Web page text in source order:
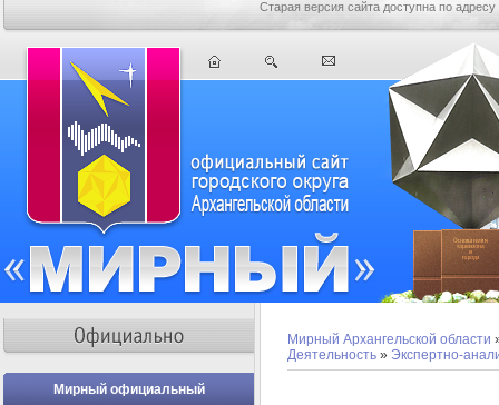
Старая версия сайта доступна по адресу
Мирный официальный
Мирный Архангельской области
Деятельность » Экспертно-